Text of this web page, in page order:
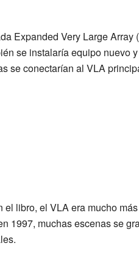
Expanded Very Large Array
se instalaría equipo nuevo
se conectarían al VLA
el libro, el VLA era mucho
1997, muchas escenas se